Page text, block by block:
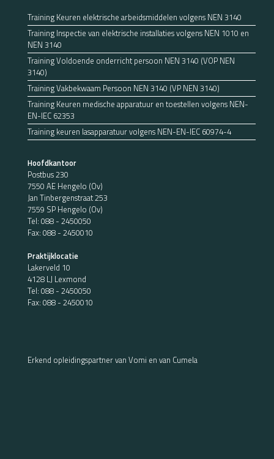
Training Keuren elektrische arbeidsmiddelen volgens NEN 3140
Training Inspectie van elektrische installaties volgens NEN 1010 en
NEN 3140
Training Voldoende onderricht persoon NEN 3140 (VOP NEN
3140)
Training Vakbekwaam Persoon NEN 3140 (VP NEN 3140)
Training Keuren medische apparatuur en toestellen volgens NEN-
EN-IEC 62353
Training keuren lasapparatuur volgens NEN-EN-IEC 60974-4
Hoofdkantoor
Postbus 230
7550 AE Hengelo (Ov)
Jan Tinbergenstraat 253
7559 SP Hengelo (Ov)
Tel: 088 - 2450050
Fax: 088 - 2450010
Praktijklocatie
Lakerveld 10
4128 LJ Lexmond
Tel: 088 - 2450050
Fax: 088 - 2450010
Erkend opleidingspartner van Vomi en van Cumela